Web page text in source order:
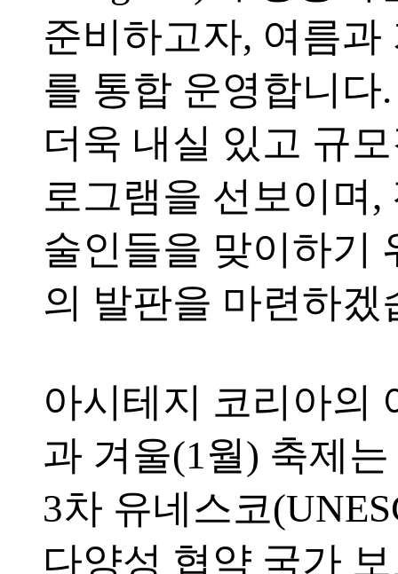
준비하고자, 여름과
를 통합 운영합니다
더욱 내실 있고 규
로그램을 선보이며,
술인들을 맞이하기
의 발판을 마련하겠
아시테지 코리아의
과 겨울(1월) 축제는
3차 유네스코
다양성 협약 국가